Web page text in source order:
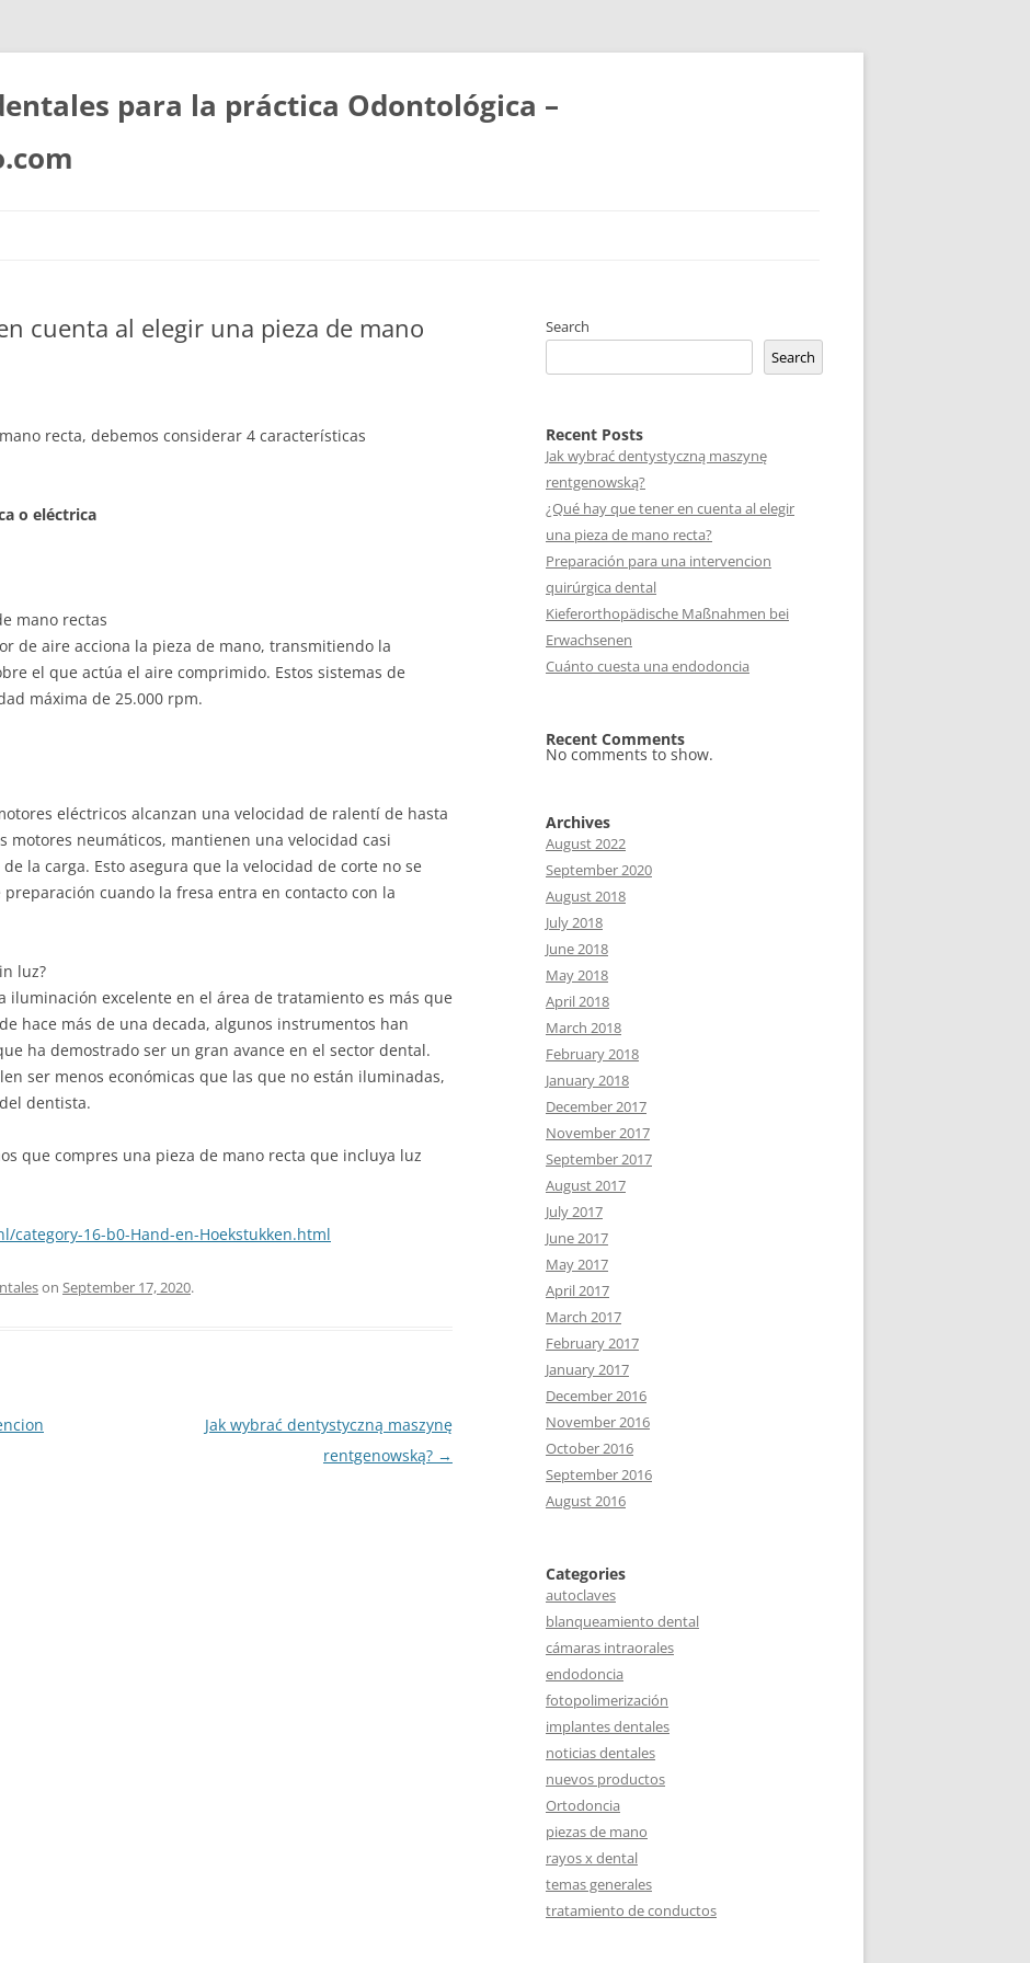
para la práctica Odontológica –
cuenta al elegir una pieza de mano
recta, debemos considerar 4 características
o eléctrica
mano rectas
de aire acciona la pieza de mano, transmitiendo la
el que actúa el aire comprimido. Estos sistemas de
máxima de 25.000 rpm.
eléctricos alcanzan una velocidad de ralentí de hasta
motores neumáticos, mantienen una velocidad casi
la carga. Esto asegura que la velocidad de corte no se
cuando la fresa entra en contacto con la
luz?
iluminación excelente en el área de tratamiento es más que
hace más de una decada, algunos instrumentos han
ha demostrado ser un gran avance en el sector dental.
ser menos económicas que las que no están iluminadas,
dentista.
que compres una pieza de mano recta que incluya luz
category-16-b0-Hand-en-Hoekstukken.html
on September 17, 2020.
Jak wybrać dentystyczną maszynę
rentgenowską? →
Search
Search
Recent Posts
Jak wybrać dentystyczną maszynę
rentgenowską?
¿Qué hay que tener en cuenta al elegir
una pieza de mano recta?
Preparación para una intervencion
quirúrgica dental
Kieferorthopädische Maßnahmen bei
Erwachsenen
Cuánto cuesta una endodoncia
Recent Comments
No comments to show.
Archives
August 2022
September 2020
August 2018
July 2018
June 2018
May 2018
April 2018
March 2018
February 2018
January 2018
December 2017
November 2017
September 2017
August 2017
July 2017
June 2017
May 2017
April 2017
March 2017
February 2017
January 2017
December 2016
November 2016
October 2016
September 2016
August 2016
Categories
autoclaves
blanqueamiento dental
cámaras intraorales
endodoncia
fotopolimerización
implantes dentales
noticias dentales
nuevos productos
Ortodoncia
piezas de mano
rayos x dental
temas generales
tratamiento de conductos